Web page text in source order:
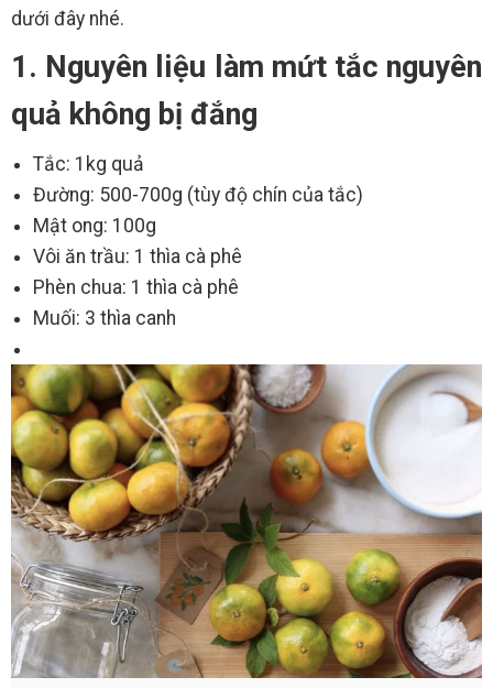
dưới đây nhé.
1. Nguyên liệu làm mứt tắc nguyên
quả không bị đắng
Tắc: 1kg quả
Đường: 500-700g (tùy độ chín của tắc)
Mật ong: 100g
Vôi ăn trầu: 1 thìa cà phê
Phèn chua: 1 thìa cà phê
Muối: 3 thìa canh